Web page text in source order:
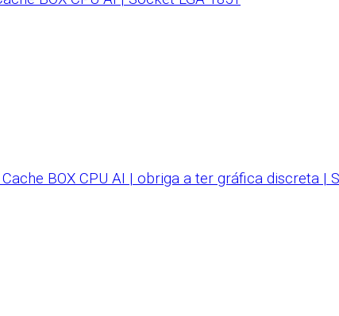
BOX CPU AI | obriga a ter gráfica discreta |